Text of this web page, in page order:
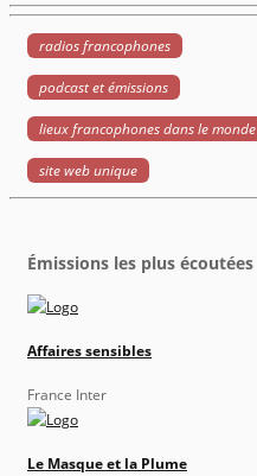
radios francophones
podcast et émissions
lieux francophones dans le monde
site web unique
Émissions les plus écoutées
Affaires sensibles
France Inter
Le Masque et la Plume